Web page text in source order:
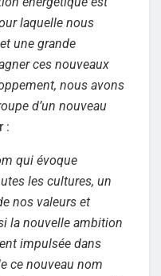
laquelle nous
une grande
ces nouveaux
nous avons
d’un nouveau
:
qui évoque
les cultures, un
nos valeurs et
la nouvelle ambition
impulsée dans
ce nouveau nom